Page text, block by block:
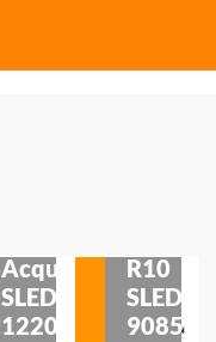
Acqua
SLED
1220
R10
SLED
9085